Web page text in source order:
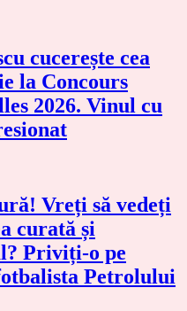
cucerește cea
la Concours
2026. Vinul cu
Vreți să vedeți
curată și
Priviți-o pe
Petrolului